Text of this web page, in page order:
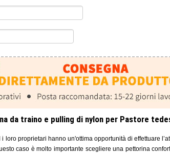
da traino e pulling di nylon per Pastore
loro proprietari hanno un'ottima opportunità di effettuare
caso è molto importante scegliere una pettorina